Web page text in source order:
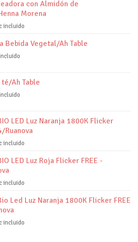
con Almidón de
Morena
incluido
Bebida Vegetal/Ah Table
Ah Table
LED Luz Naranja 1800K Flicker
Ruanova
incluido
LED Luz Roja Flicker FREE -
incluido
Led Luz Naranja 1800K Flicker FREE
incluido